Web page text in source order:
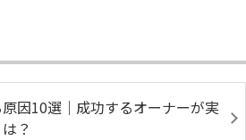
因10選｜成功するオーナーが実
？